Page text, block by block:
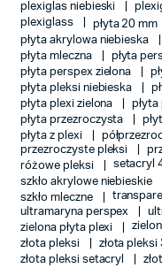
plexiglas niebieski
plexiglass
płyta 20 mm
płyta akrylowa niebieska
płyta mleczna
płyta
płyta perspex zielona
płyta pleksi niebieska
płyta plexi zielona
płyta przezroczysta
płyta z plexi
przezroczyste pleksi
różowe pleksi
setacryl
szkło akrylowe niebieskie
szkło mleczne
ultramaryna perspex
zielona płyta plexi
złota pleksi
złota pleksi
złota pleksi setacryl